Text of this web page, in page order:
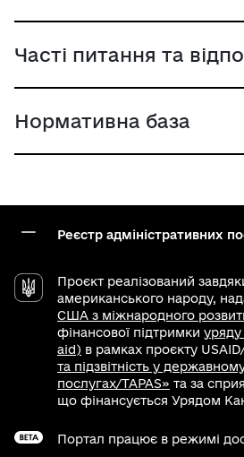
Часті питання та
Нормативна база
Реєстр адміністративних
Проєкт реалізований
американського народу,
США з міжнародного
фінансової підтримки уряду
aid) в рамках проєкту
та підзвітність у
послугах/TAPAS» та за
що фінансується Урядом
Портал працює в режимі